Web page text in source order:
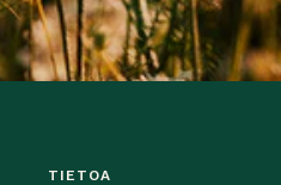
TIETOA